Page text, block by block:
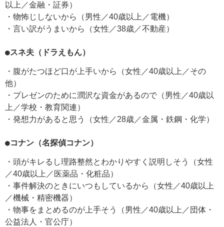
以上／金融・証券）
・物怖じしないから（男性／40歳以上／電機）
・言い訳がうまいから（女性／38歳／不動産）
●スネ夫（ドラえもん）
・腹がたつほど口が上手いから（女性／40歳以上／その
他）
・プレゼンのために潤沢な資金があるので（男性／40歳以
上／学校・教育関連）
・発想力があると思う（女性／28歳／金属・鉄鋼・化学）
●コナン（名探偵コナン）
・頭がキレるし理路整然とわかりやすく説明しそう（女性
／40歳以上／医薬品・化粧品）
・事件解決のときにいつもしているから（女性／40歳以上
／機械・精密機器）
・物事をまとめるのが上手そう（男性／40歳以上／団体・
公益法人・官公庁）